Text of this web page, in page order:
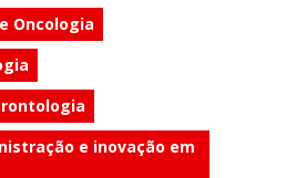
Oncologia
e inovação em